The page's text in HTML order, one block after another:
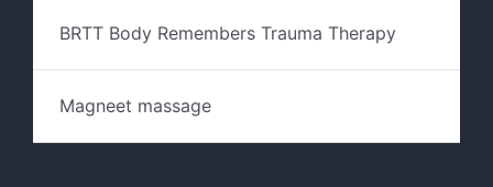
BRTT Body Remembers Trauma Therapy
Magneet massage